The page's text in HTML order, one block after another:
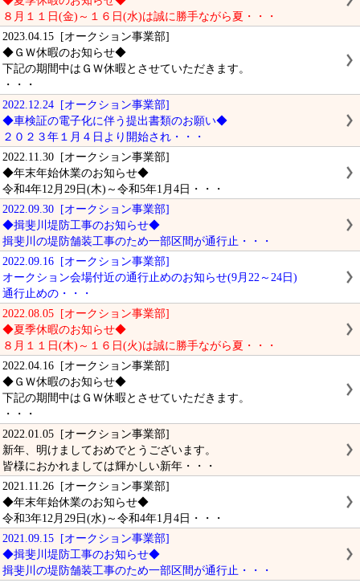
８月１１日(金)～１６日(水)は誠に勝手ながら夏・・・
2023.04.15 [オークション事業部]
◆ＧＷ休暇のお知らせ◆
下記の期間中はＧＷ休暇とさせていただきます。
・・・
2022.12.24 [オークション事業部]
◆車検証の電子化に伴う提出書類のお願い◆
２０２３年１月４日より開始され・・・
2022.11.30 [オークション事業部]
◆年末年始休業のお知らせ◆
令和4年12月29日(木)～令和5年1月4日・・・
2022.09.30 [オークション事業部]
◆揖斐川堤防工事のお知らせ◆
揖斐川の堤防舗装工事のため一部区間が通行止・・・
2022.09.16 [オークション事業部]
オークション会場付近の通行止めのお知らせ(9月22～24日)
通行止めの・・・
2022.08.05 [オークション事業部]
◆夏季休暇のお知らせ◆
８月１１日(木)～１６日(火)は誠に勝手ながら夏・・・
2022.04.16 [オークション事業部]
◆ＧＷ休暇のお知らせ◆
下記の期間中はＧＷ休暇とさせていただきます。
・・・
2022.01.05 [オークション事業部]
新年、明けましておめでとうございます。
皆様におかれましては輝かしい新年・・・
2021.11.26 [オークション事業部]
◆年末年始休業のお知らせ◆
令和3年12月29日(水)～令和4年1月4日・・・
2021.09.15 [オークション事業部]
◆揖斐川堤防工事のお知らせ◆
揖斐川の堤防舗装工事のため一部区間が通行止・・・